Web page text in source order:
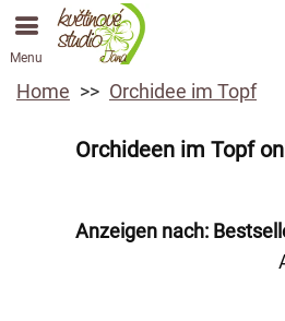
Menu
Home Orchidee im Topf
Orchideen im Topf
Anzeigen nach: